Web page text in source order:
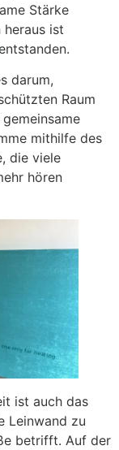
Stärke
heraus ist
darum,
Raum
mithilfe des
die viele
hören
ist auch das
Leinwand zu
betrifft. Auf der